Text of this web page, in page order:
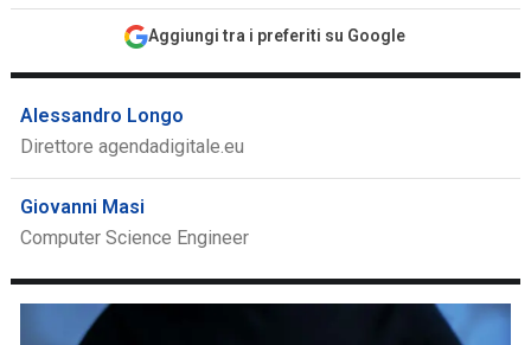
Aggiungi tra i preferiti su Google
Alessandro Longo
Direttore agendadigitale.eu
Giovanni Masi
Computer Science Engineer